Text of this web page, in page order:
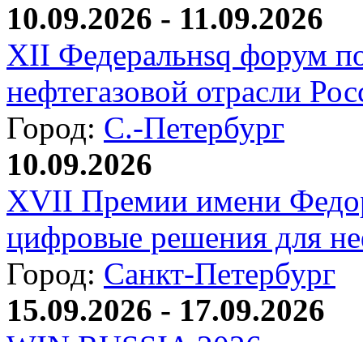
10.09.2026 - 11.09.2026
XII Федеральнsq форум
нефтегазовой отрасли
Город: С.-Петербург
10.09.2026
XVII Премии имени
цифровые решения для
Город: Санкт-Петербург
15.09.2026 - 17.09.2026